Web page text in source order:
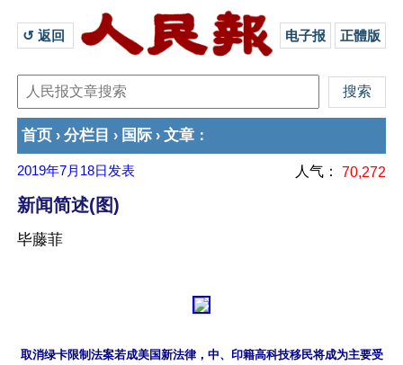
↺ 返回 电子报 正體版
首页 › 分栏目 › 国际 › 文章 ：
2019年7月18日 发表 人气： 70,272
新闻简述(图)
毕藤菲
取消绿卡限制法案若成美国新法律，中、印籍高科技移民将成为主要受